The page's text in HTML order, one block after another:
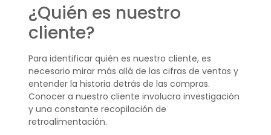
¿Quién es nuestro
cliente?
Para identificar quién es nuestro cliente, es
necesario mirar más allá de las cifras de ventas y
entender la historia detrás de las compras.
Conocer a nuestro cliente involucra investigación
y una constante recopilación de
retroalimentación.